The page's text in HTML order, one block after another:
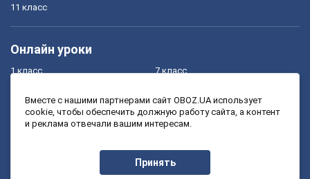
11 класс
Онлайн уроки
1 класс
3 класс
7 класс
9 класс
Вместе с нашими партнерами сайт OBOZ.UA использует
cookie, чтобы обеспечить должную работу сайта, а контент
и реклама отвечали вашим интересам.
Принять